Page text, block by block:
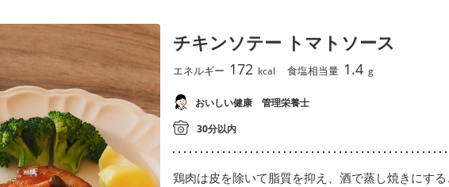
チキンソテー トマトソース
エネルギー 172 kcal 食塩相当量 1.4 g
おいしい健康 管理栄養士
30分以内
鶏肉は皮を除いて脂質を抑え、酒で蒸し焼きにす